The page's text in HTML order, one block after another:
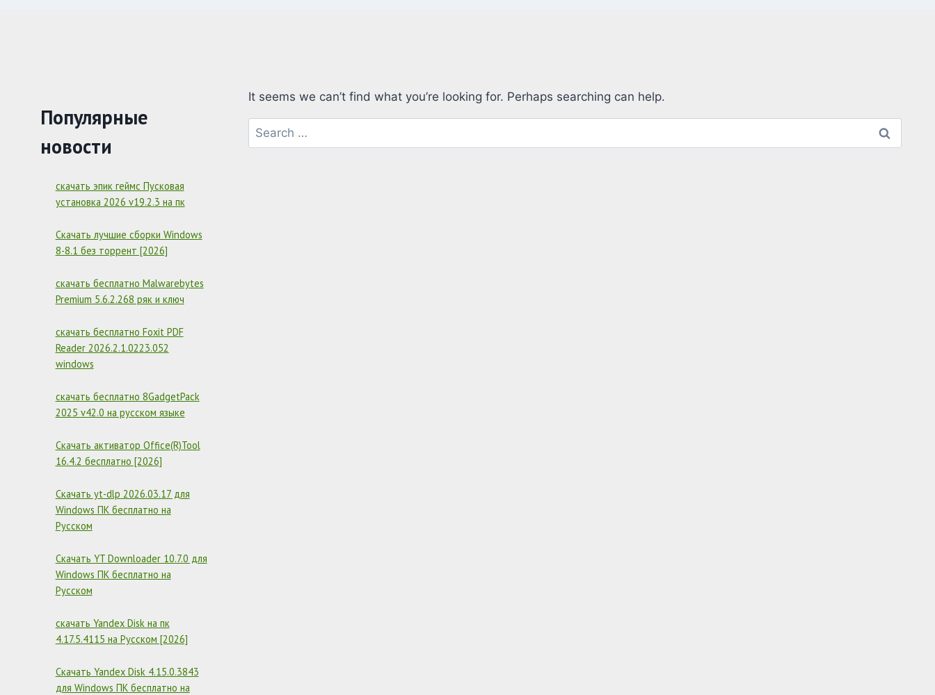
It seems we can’t find what you’re looking for. Perhaps searching can help.
Search
for:
Популярные
новости
скачать эпик геймс Пусковая
установка 2026 v19.2.3 на пк
Скачать лучшие сборки Windows
8-8.1 без торрент [2026]
скачать бесплатно Malwarebytes
Premium 5.6.2.268 ряк и ключ
скачать бесплатно Foxit PDF
Reader 2026.2.1.0223.052
windows
скачать бесплатно 8GadgetPack
2025 v42.0 на русском языке
Скачать активатор Office(R)Tool
16.4.2 бесплатно [2026]
Скачать yt-dlp 2026.03.17 для
Windows ПК бесплатно на
Русском
Скачать YT Downloader 10.7.0 для
Windows ПК бесплатно на
Русском
скачать Yandex Disk на пк
4.17.5.4115 на Русском [2026]
Скачать Yandex Disk 4.15.0.3843
для Windows ПК бесплатно на